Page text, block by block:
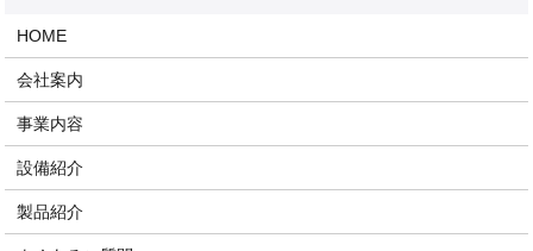
HOME
会社案内
事業内容
設備紹介
製品紹介